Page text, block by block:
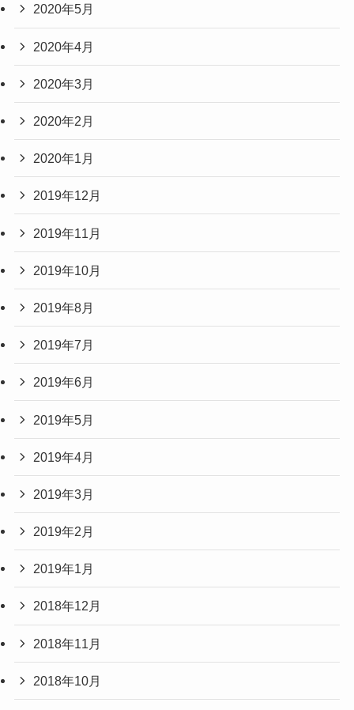
2020年5月
2020年4月
2020年3月
2020年2月
2020年1月
2019年12月
2019年11月
2019年10月
2019年8月
2019年7月
2019年6月
2019年5月
2019年4月
2019年3月
2019年2月
2019年1月
2018年12月
2018年11月
2018年10月